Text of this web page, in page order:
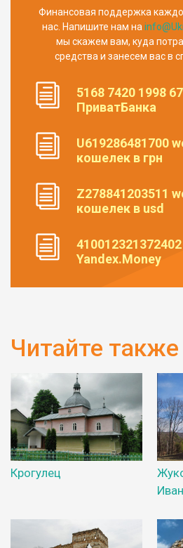
Финансовая поддержка
нас. Напишите нам на
мы скажем вам, куда
средства и занесем вас в
5168 7420 1998
ПриватБанка
U619286481700
кошелек в грн
Z278841203511
кошелек в usd
Yandex.Money
Читайте также
Крогулец